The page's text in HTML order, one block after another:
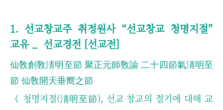
1. 선교창교주 취정원사 “선교창교 청명지절”
교유 _ 선교경전 [선교전]
仙敎創敎淸明至節 聚正元師敎諭 二十四節氣淸明至
節 仙敎開天垂嚮之節
《 청명지절(淸明至節), 선교 창교의 절기에 대해 교